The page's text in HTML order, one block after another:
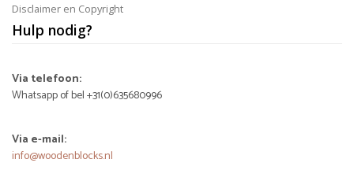
Disclaimer en Copyright
Hulp nodig?
Via telefoon:
Whatsapp of bel +31(0)635680996
Via e-mail:
info@woodenblocks.nl